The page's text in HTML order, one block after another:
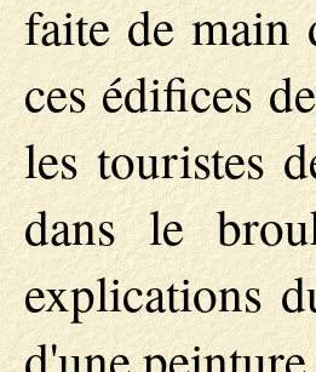
faite de main
ces édifices
les touristes
dans le
explications